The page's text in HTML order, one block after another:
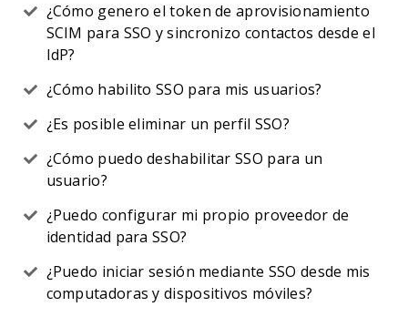
¿Cómo genero el token de aprovisionamiento
SCIM para SSO y sincronizo contactos desde el
IdP?
¿Cómo habilito SSO para mis usuarios?
¿Es posible eliminar un perfil SSO?
¿Cómo puedo deshabilitar SSO para un
usuario?
¿Puedo configurar mi propio proveedor de
identidad para SSO?
¿Puedo iniciar sesión mediante SSO desde mis
computadoras y dispositivos móviles?